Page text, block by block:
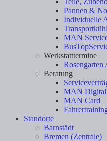
Pannen &
Individuelle
MAN
Werkstatttermine
Rosengarten
Beratung
MAN
MAN Card
Standorte
Barnstädt
Bremen (Zentrale)